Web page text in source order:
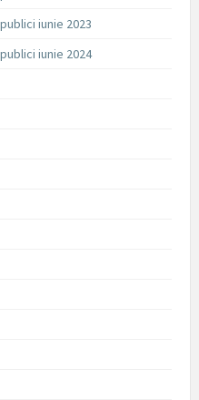
iunie 2023
iunie 2024